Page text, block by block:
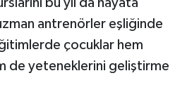
antrenörler eşliğinde
çocuklar hem
de yeteneklerini geliştirme